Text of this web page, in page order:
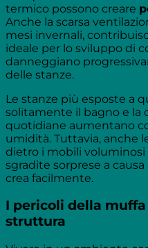
termico possono creare
Anche la scarsa
mesi invernali,
ideale per lo sviluppo di
danneggiano
delle stanze.
Le stanze più esposte a
solitamente il bagno e la
quotidiane aumentano
umidità. Tuttavia, anche
dietro i mobili voluminosi
sgradite sorprese a
crea facilmente.
I pericoli della
struttura